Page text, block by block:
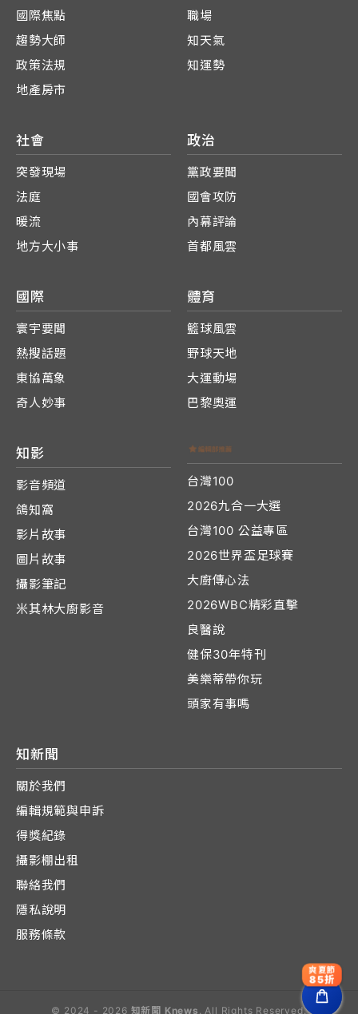
國際焦點
趨勢大師
政策法規
地產房市
職場
知天氣
知運勢
社會
突發現場
法庭
暖流
地方大小事
政治
黨政要聞
國會攻防
內幕評論
首都風雲
國際
寰宇要聞
熱搜話題
東協萬象
奇人妙事
體育
籃球風雲
野球天地
大運動場
巴黎奧運
知影
影音頻道
鴿知窩
影片故事
圖片故事
攝影筆記
米其林大廚影音
台灣100
2026九合一大選
台灣100 公益專區
2026世界盃足球賽
大廚傳心法
2026WBC精彩直擊
良醫說
健保30年特刊
美樂蒂帶你玩
頭家有事嗎
知新聞
關於我們
編輯規範與申訴
得獎紀錄
攝影棚出租
聯絡我們
隱私說明
服務條款
© 2024 - 2026 知新聞 Knews . All Rights Reserved.
爽夏節
85折